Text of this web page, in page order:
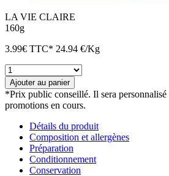
LA VIE CLAIRE
160g
3.99€ TTC* 24.94 €/Kg
quantité
de
Petite
Pizza
3
fromages
Ajouter au panier
*Prix public conseillé. Il sera personnalisé
promotions en cours.
Détails du produit
Composition et allergènes
Préparation
Conditionnement
Conservation